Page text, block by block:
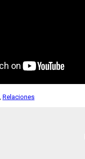
Relaciones